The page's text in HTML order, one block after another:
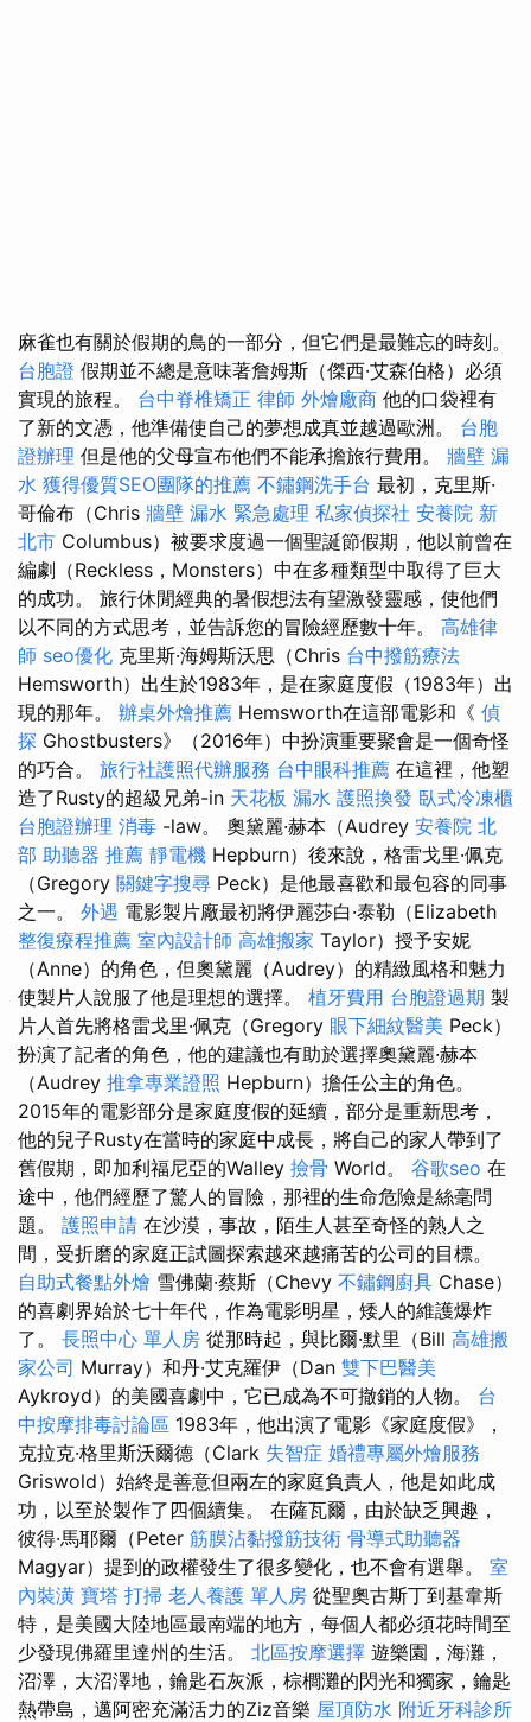
麻雀也有關於假期的鳥的一部分，但它們是最難忘的時刻。
台胞證 假期並不總是意味著詹姆斯（傑西·艾森伯格）必須
實現的旅程。 台中脊椎矯正 律師 外燴廠商 他的口袋裡有
了新的文憑，他準備使自己的夢想成真並越過歐洲。 台胞
證辦理 但是他的父母宣布他們不能承擔旅行費用。 牆壁 漏
水 獲得優質SEO團隊的推薦 不鏽鋼洗手台 最初，克里斯·
哥倫布（Chris 牆壁 漏水 緊急處理 私家偵探社 安養院 新
北市 Columbus）被要求度過一個聖誕節假期，他以前曾在
編劇（Reckless，Monsters）中在多種類型中取得了巨大
的成功。 旅行休閒經典的暑假想法有望激發靈感，使他們
以不同的方式思考，並告訴您的冒險經歷數十年。 高雄律
師 seo優化 克里斯·海姆斯沃思（Chris 台中撥筋療法
Hemsworth）出生於1983年，是在家庭度假（1983年）出
現的那年。 辦桌外燴推薦 Hemsworth在這部電影和《 偵
探 Ghostbusters》（2016年）中扮演重要聚會是一個奇怪
的巧合。 旅行社護照代辦服務 台中眼科推薦 在這裡，他塑
造了Rusty的超級兄弟-in 天花板 漏水 護照換發 臥式冷凍櫃
台胞證辦理 消毒 -law。 奧黛麗·赫本（Audrey 安養院 北
部 助聽器 推薦 靜電機 Hepburn）後來說，格雷戈里·佩克
（Gregory 關鍵字搜尋 Peck）是他最喜歡和最包容的同事
之一。 外遇 電影製片廠最初將伊麗莎白·泰勒（Elizabeth
整復療程推薦 室內設計師 高雄搬家 Taylor）授予安妮
（Anne）的角色，但奧黛麗（Audrey）的精緻風格和魅力
使製片人說服了他是理想的選擇。 植牙費用 台胞證過期 製
片人首先將格雷戈里·佩克（Gregory 眼下細紋醫美 Peck）
扮演了記者的角色，他的建議也有助於選擇奧黛麗·赫本
（Audrey 推拿專業證照 Hepburn）擔任公主的角色。
2015年的電影部分是家庭度假的延續，部分是重新思考，
他的兒子Rusty在當時的家庭中成長，將自己的家人帶到了
舊假期，即加利福尼亞的Walley 撿骨 World。 谷歌seo 在
途中，他們經歷了驚人的冒險，那裡的生命危險是絲毫問
題。 護照申請 在沙漠，事故，陌生人甚至奇怪的熟人之
間，受折磨的家庭正試圖探索越來越痛苦的公司的目標。
自助式餐點外燴 雪佛蘭·蔡斯（Chevy 不鏽鋼廚具 Chase）
的喜劇界始於七十年代，作為電影明星，矮人的維護爆炸
了。 長照中心 單人房 從那時起，與比爾·默里（Bill 高雄搬
家公司 Murray）和丹·艾克羅伊（Dan 雙下巴醫美
Aykroyd）的美國喜劇中，它已成為不可撤銷的人物。 台
中按摩排毒討論區 1983年，他出演了電影《家庭度假》，
克拉克·格里斯沃爾德（Clark 失智症 婚禮專屬外燴服務
Griswold）始終是善意但兩左的家庭負責人，他是如此成
功，以至於製作了四個續集。 在薩瓦爾，由於缺乏興趣，
彼得·馬耶爾（Peter 筋膜沾黏撥筋技術 骨導式助聽器
Magyar）提到的政權發生了很多變化，也不會有選舉。 室
內裝潢 寶塔 打掃 老人養護 單人房 從聖奧古斯丁到基韋斯
特，是美國大陸地區最南端的地方，每個人都必須花時間至
少發現佛羅里達州的生活。 北區按摩選擇 遊樂園，海灘，
沼澤，大沼澤地，鑰匙石灰派，棕櫚灘的閃光和獨家，鑰匙
熱帶島，邁阿密充滿活力的Ziz音樂 屋頂防水 附近牙科診所